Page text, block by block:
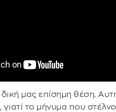
μας επίσημη θέση.
γιατί το μήνυμα που